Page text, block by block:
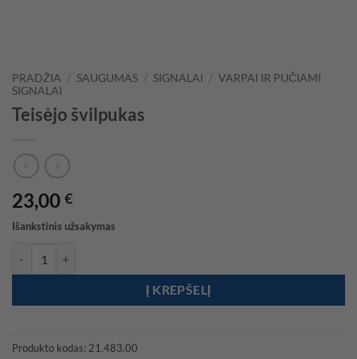
PRADŽIA / SAUGUMAS / SIGNALAI / VARPAI IR PUČIAMI
SIGNALAI
Teisėjo švilpukas
23,00 €
Išankstinis užsakymas
Į KREPŠELĮ
Produkto kodas: 21.483.00